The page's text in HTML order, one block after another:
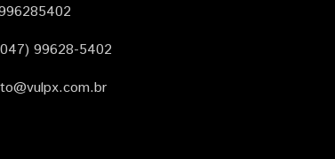
99628-5402